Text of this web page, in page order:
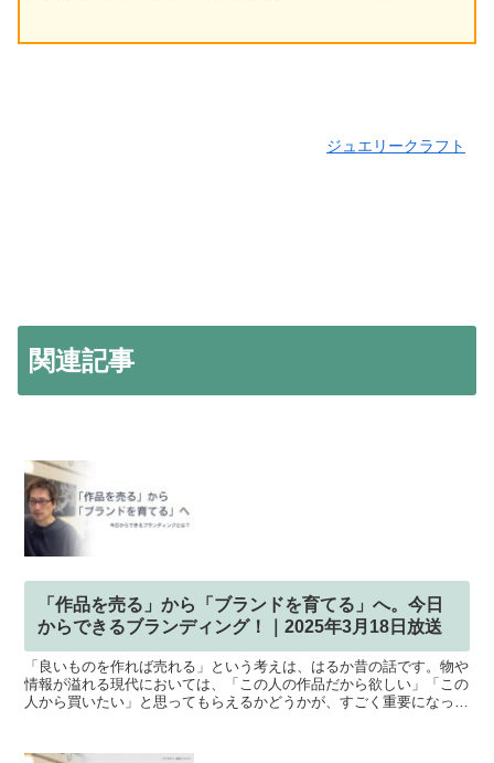
ジュエリークラフト
関連記事
「作品を売る」から「ブランドを育てる」へ。今日
からできるブランディング！｜2025年3月18日放送
「良いものを作れば売れる」という考えは、はるか昔の話です。物や
情報が溢れる現代においては、「この人の作品だから欲しい」「この
人から買いたい」と思ってもらえるかどうかが、すごく重要になって